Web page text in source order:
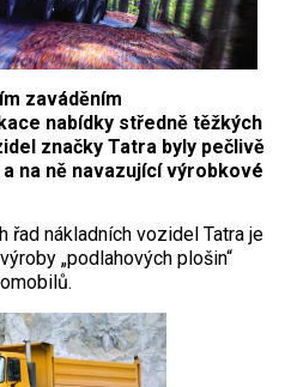
zaváděním
nabídky středně těžkých
značky Tatra byly pečlivě
na ně navazující výrobkové
řad nákladních vozidel Tatra je
„podlahových plošin“